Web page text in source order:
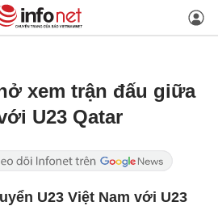
xem trận đấu giữa
U23 Qatar
U23 Việt Nam với U23